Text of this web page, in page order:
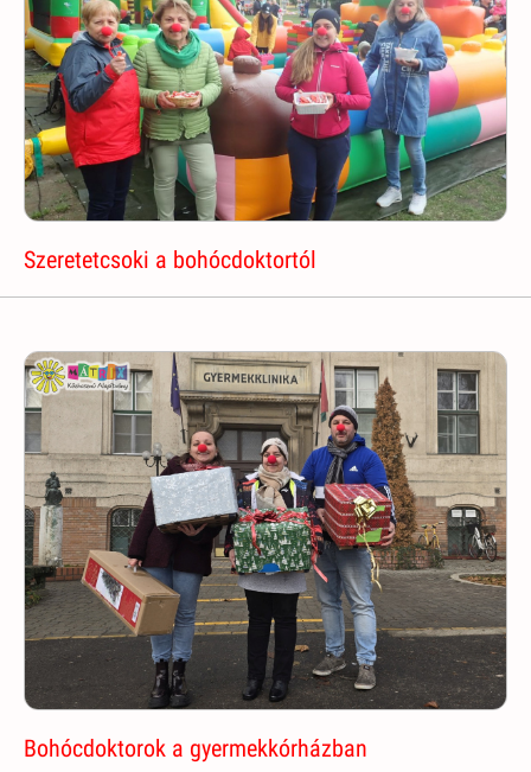
Szeretetcsoki a bohócdoktortól
Bohócdoktorok a gyermekkórházban